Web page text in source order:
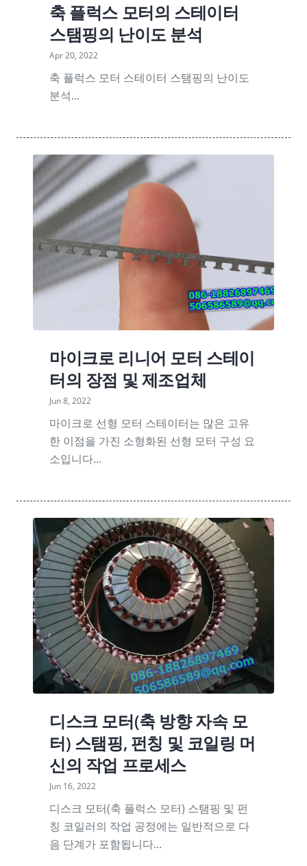
축 플럭스 모터의 스테이터
스탬핑의 난이도 분석
Apr 20, 2022
축 플럭스 모터 스테이터 스탬핑의 난이도
분석...
마이크로 리니어 모터 스테이
터의 장점 및 제조업체
Jun 8, 2022
마이크로 선형 모터 스테이터는 많은 고유
한 이점을 가진 소형화된 선형 모터 구성 요
소입니다...
디스크 모터(축 방향 자속 모
터) 스탬핑, 펀칭 및 코일링 머
신의 작업 프로세스
Jun 16, 2022
디스크 모터(축 플럭스 모터) 스탬핑 및 펀
칭 코일러의 작업 공정에는 일반적으로 다
음 단계가 포함됩니다...